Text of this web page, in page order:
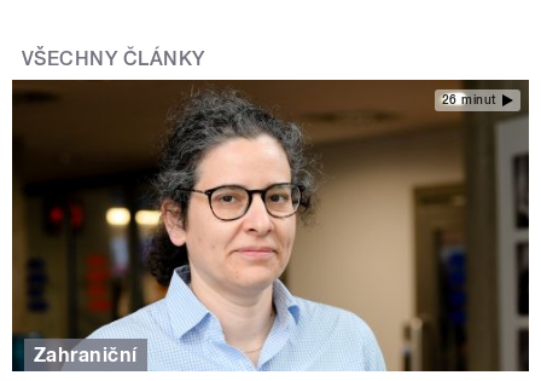
VŠECHNY ČLÁNKY
26 minut
Zahraniční